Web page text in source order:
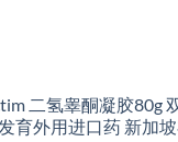
二氢睾酮凝胶80g
育外用进口药 新加